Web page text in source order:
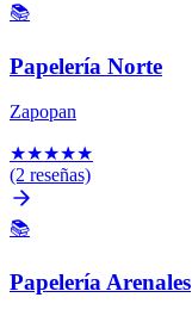
📚
Papelería Norte
Zapopan
★★★★★
(2 reseñas)
📚
Papelería Arenales